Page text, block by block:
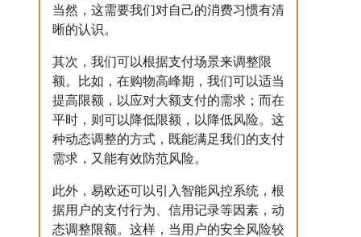
当然，这需要我们对自己的消费习惯有清
晰的认识。
其次，我们可以根据支付场景来调整限
额。比如，在购物高峰期，我们可以适当
提高限额，以应对大额支付的需求；而在
平时，则可以降低限额，以降低风险。这
种动态调整的方式，既能满足我们的支付
需求，又能有效防范风险。
此外，易欧还可以引入智能风控系统，根
据用户的支付行为、信用记录等因素，动
态调整限额。这样，当用户的安全风险较